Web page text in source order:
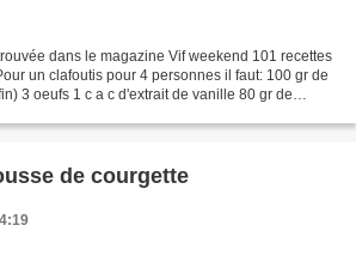
dans le magazine Vif weekend 101 recettes
un clafoutis pour 4 personnes il faut: 100 gr de
3 oeufs 1 c a c d'extrait de vanille 80 gr de
de courgette